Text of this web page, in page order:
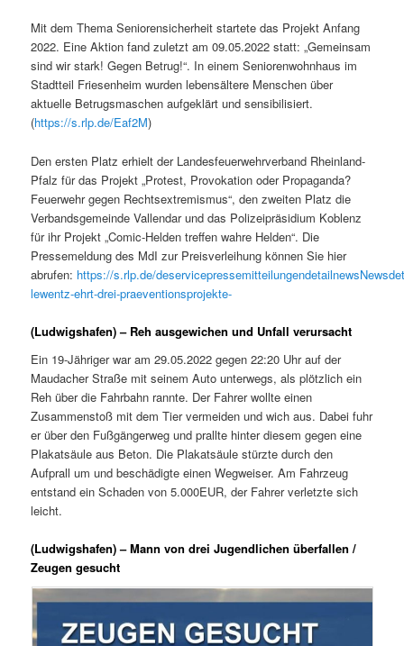
Mit dem Thema Seniorensicherheit startete das Projekt Anfang
2022. Eine Aktion fand zuletzt am 09.05.2022 statt: „Gemeinsam
sind wir stark! Gegen Betrug!“. In einem Seniorenwohnhaus im
Stadtteil Friesenheim wurden lebensältere Menschen über
aktuelle Betrugsmaschen aufgeklärt und sensibilisiert.
(https://s.rlp.de/Eaf2M)
Den ersten Platz erhielt der Landesfeuerwehrverband Rheinland-
Pfalz für das Projekt „Protest, Provokation oder Propaganda?
Feuerwehr gegen Rechtsextremismus“, den zweiten Platz die
Verbandsgemeinde Vallendar und das Polizeipräsidium Koblenz
für ihr Projekt „Comic-Helden treffen wahre Helden“. Die
Pressemeldung des MdI zur Preisverleihung können Sie hier
abrufen: https://s.rlp.de/
lewentz-ehrt-drei-praeventionsprojekte-
(Ludwigshafen) – Reh ausgewichen und Unfall verursacht
Ein 19-Jähriger war am 29.05.2022 gegen 22:20 Uhr auf der
Maudacher Straße mit seinem Auto unterwegs, als plötzlich ein
Reh über die Fahrbahn rannte. Der Fahrer wollte einen
Zusammenstoß mit dem Tier vermeiden und wich aus. Dabei fuhr
er über den Fußgängerweg und prallte hinter diesem gegen eine
Plakatsäule aus Beton. Die Plakatsäule stürzte durch den
Aufprall um und beschädigte einen Wegweiser. Am Fahrzeug
entstand ein Schaden von 5.000EUR, der Fahrer verletzte sich
leicht.
(Ludwigshafen) – Mann von drei Jugendlichen überfallen /
Zeugen gesucht